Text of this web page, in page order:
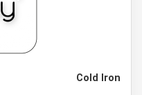
Cold Iron